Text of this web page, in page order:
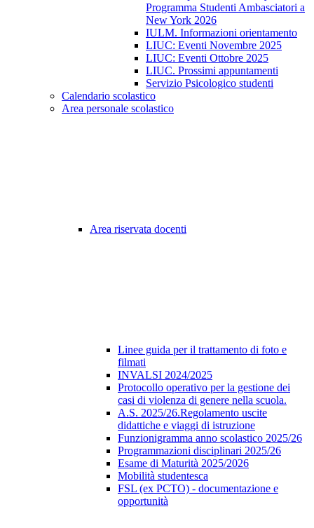
Programma Studenti Ambasciatori a
New York 2026
IULM. Informazioni orientamento
LIUC: Eventi Novembre 2025
LIUC: Eventi Ottobre 2025
LIUC. Prossimi appuntamenti
Servizio Psicologico studenti
Calendario scolastico
Area personale scolastico
Area riservata docenti
Linee guida per il trattamento di foto e
filmati
INVALSI 2024/2025
Protocollo operativo per la gestione dei
casi di violenza di genere nella scuola.
A.S. 2025/26.Regolamento uscite
didattiche e viaggi di istruzione
Funzionigramma anno scolastico 2025/26
Programmazioni disciplinari 2025/26
Esame di Maturità 2025/2026
Mobilità studentesca
FSL (ex PCTO) - documentazione e
opportunità